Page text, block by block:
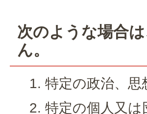
次のような場合
ん。
特定の政治、
特定の個人又